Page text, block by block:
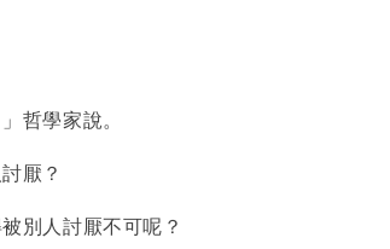
哲學家說。
厭？
別人討厭不可呢？